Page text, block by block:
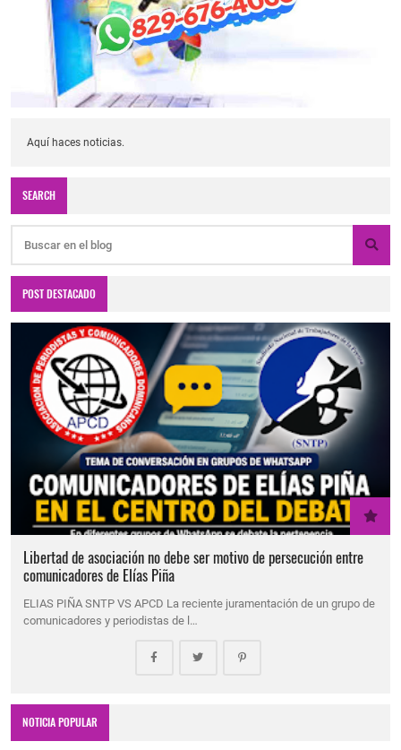
Aquí haces noticias.
SEARCH
POST DESTACADO
Libertad de asociación no debe ser motivo de persecución entre
comunicadores de Elías Piña
ELIAS PIÑA SNTP VS APCD La reciente juramentación de un grupo de
comunicadores y periodistas de l…
NOTICIA POPULAR